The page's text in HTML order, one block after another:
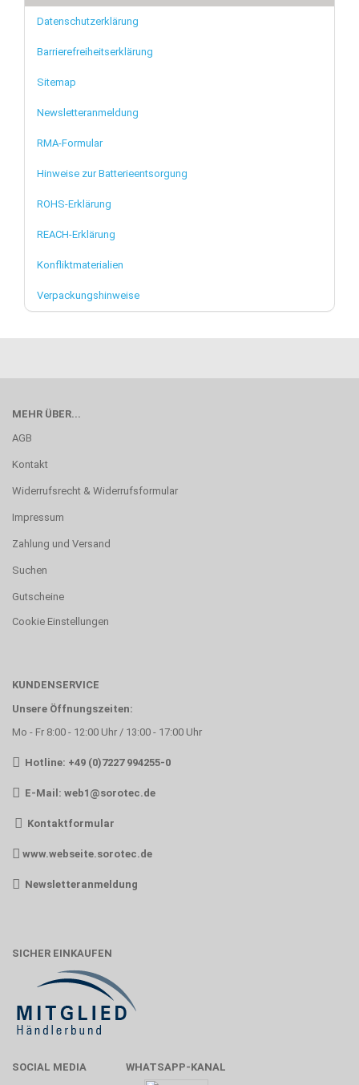
Datenschutzerklärung
Barrierefreiheitserklärung
Sitemap
Newsletteranmeldung
RMA-Formular
Hinweise zur Batterieentsorgung
ROHS-Erklärung
REACH-Erklärung
Konfliktmaterialien
Verpackungshinweise
MEHR ÜBER...
AGB
Kontakt
Widerrufsrecht & Widerrufsformular
Impressum
Zahlung und Versand
Suchen
Gutscheine
Cookie Einstellungen
KUNDENSERVICE
Unsere Öffnungszeiten:
Mo - Fr 8:00 - 12:00 Uhr / 13:00 - 17:00 Uhr
Hotline: +49 (0)7227 994255-0
E-Mail: web1@sorotec.de
Kontaktformular
www.webseite.sorotec.de
Newsletteranmeldung
SICHER EINKAUFEN
SOCIAL MEDIA WHATSAPP-KANAL